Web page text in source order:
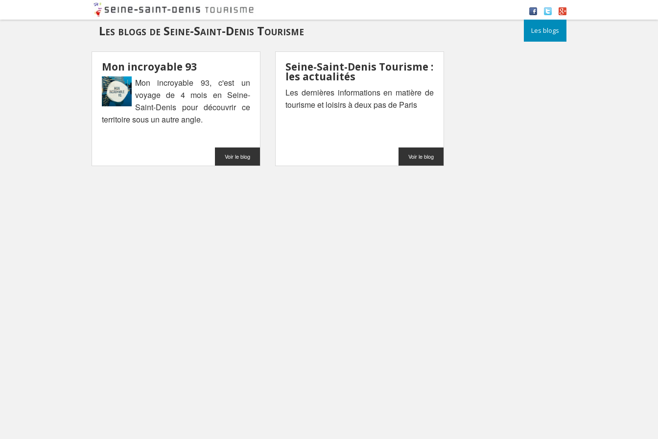
Les blogs de Seine-Saint-Denis Tourisme Les blogs
Mon incroyable 93
Mon incroyable 93, c'est un
voyage de 4 mois en Seine-
Saint-Denis pour découvrir ce
territoire sous un autre angle.
Voir le blog
Seine-Saint-Denis Tourisme :
les actualités
Les dernières informations en matière de
tourisme et loisirs à deux pas de Paris
Voir le blog